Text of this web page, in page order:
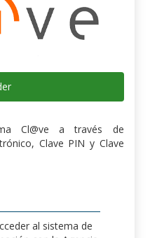
Cl@ve a través de
Clave PIN y Clave
al sistema de